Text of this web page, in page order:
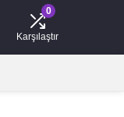
0
Karşılaştır